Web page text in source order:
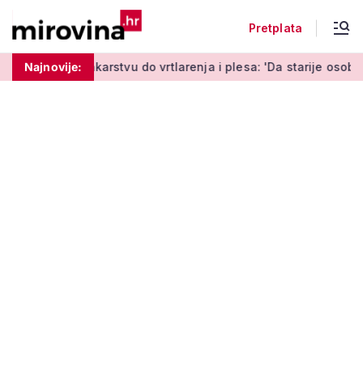
Pretplata
Najnovije:
do vrtlarenja i plesa: 'Da starije osobe ne ostavimo